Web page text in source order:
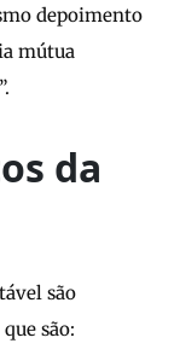
depoimento
mútua
da
são
são: